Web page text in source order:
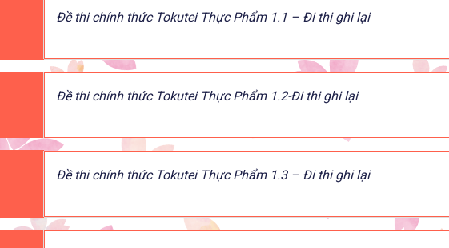
Đề thi chính thức Tokutei Thực Phẩm 1.1 – Đi thi ghi lại
Đề thi chính thức Tokutei Thực Phẩm 1.2-Đi thi ghi lại
Đề thi chính thức Tokutei Thực Phẩm 1.3 – Đi thi ghi lại